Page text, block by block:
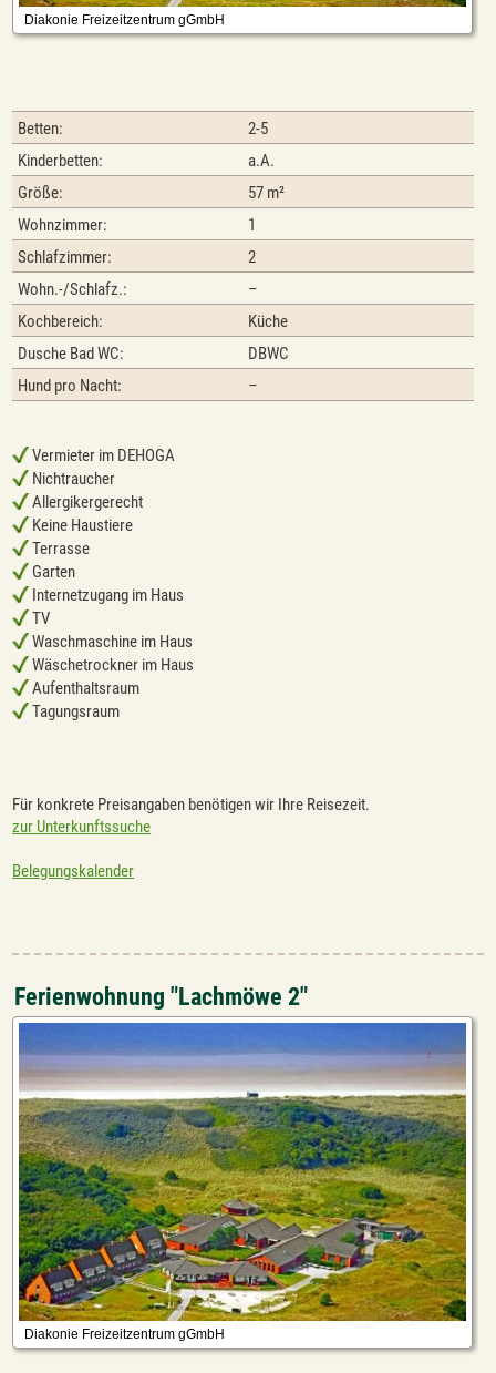
Betten:
2-5
Kinderbetten:
a.A.
Größe:
57 m²
Wohnzimmer:
1
Schlafzimmer:
2
Wohn.-/Schlafz.:
–
Kochbereich:
Küche
Dusche Bad WC:
DBWC
Hund pro Nacht:
–
Vermieter im DEHOGA
Nichtraucher
Allergikergerecht
Keine Haustiere
Terrasse
Garten
Internetzugang im Haus
TV
Waschmaschine im Haus
Wäschetrockner im Haus
Aufenthaltsraum
Tagungsraum
Für konkrete Preisangaben benötigen wir Ihre Reisezeit.
zur Unterkunftssuche
Belegungskalender
Ferienwohnung "Lachmöwe 2"